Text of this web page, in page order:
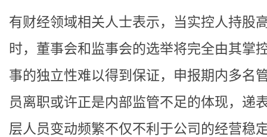
有财经领域相关人士表示，当实控人持股
时，董事会和监事会的选举将完全由其掌
事的独立性难以得到保证，申报期内多名
员离职或许正是内部监管不足的体现，递
层人员变动频繁不仅不利于公司的经营稳